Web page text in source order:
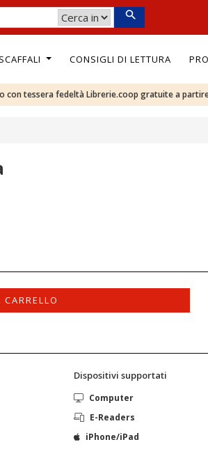
SCAFFALI CONSIGLI DI LETTURA
con tessera fedeltà Librerie.coop gratuite a
Dispositivi supportati
Computer
E-Readers
iPhone/iPad